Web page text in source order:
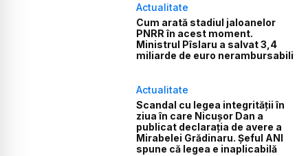
Actualitate
Cum arată stadiul jaloanelor
PNRR în acest moment.
Ministrul Pîslaru a salvat 3,4
miliarde de euro nerambursabili
Actualitate
Scandal cu legea integrității în
ziua în care Nicușor Dan a
publicat declarația de avere a
Mirabelei Grădinaru. Șeful ANI
spune că legea e inaplicabilă